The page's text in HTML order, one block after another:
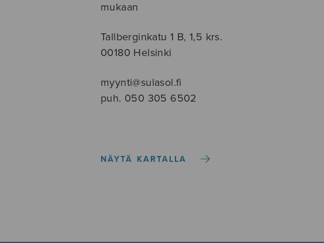
mukaan
Tallberginkatu 1 B, 1,5 krs.
00180 Helsinki
myynti@sulasol.fi
puh. 050 305 6502
NÄYTÄ KARTALLA